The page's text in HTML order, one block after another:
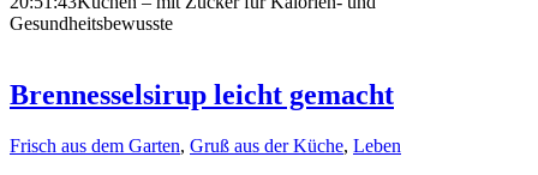
Gesundheitsbewusste
Brennesselsirup leicht gemacht
Frisch aus dem Garten, Gruß aus der Küche, Leben